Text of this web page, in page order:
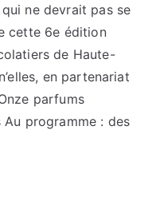
ne devrait pas se
cette 6e édition
de Haute-
en partenariat
parfums
programme : des